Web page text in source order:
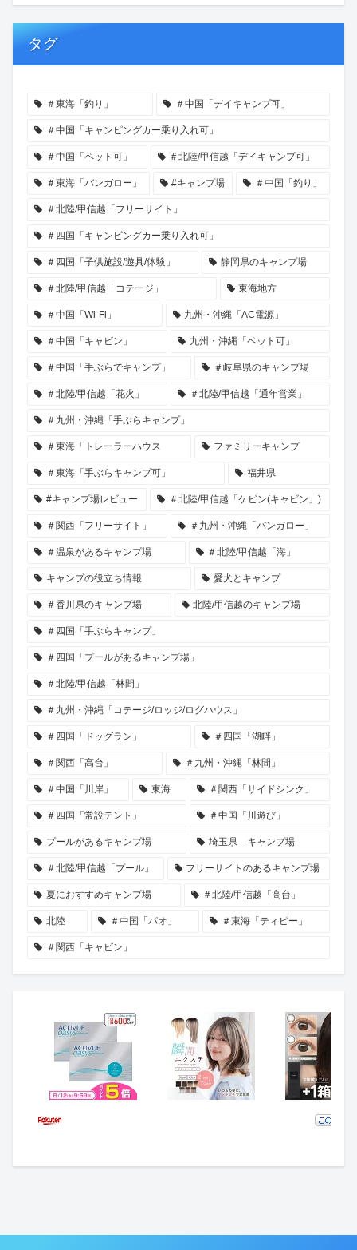
タグ
＃東海「釣り」 ＃中国「デイキャンプ可」
＃中国「キャンピングカー乗り入れ可」
＃中国「ペット可」 ＃北陸/甲信越「デイキャンプ可」
＃東海「バンガロー」 #キャンプ場 ＃中国「釣り」
＃北陸/甲信越「フリーサイト」
＃四国「キャンピングカー乗り入れ可」
＃四国「子供施設/遊具/体験」 静岡県のキャンプ場
＃北陸/甲信越「コテージ」 東海地方
＃中国「Wi-Fi」 九州・沖縄「AC電源」
＃中国「キャビン」 九州・沖縄「ペット可」
＃中国「手ぶらでキャンプ」 ＃岐阜県のキャンプ場
＃北陸/甲信越「花火」 ＃北陸/甲信越「通年営業」
＃九州・沖縄「手ぶらキャンプ」
＃東海「トレーラーハウス ファミリーキャンプ
＃東海「手ぶらキャンプ可」 福井県
#キャンプ場レビュー ＃北陸/甲信越「ケビン(キャビン」)
＃関西「フリーサイト」 ＃九州・沖縄「バンガロー」
＃温泉があるキャンプ場 ＃北陸/甲信越「海」
キャンプの役立ち情報 愛犬とキャンプ
＃香川県のキャンプ場 北陸/甲信越のキャンプ場
＃四国「手ぶらキャンプ」
＃四国「プールがあるキャンプ場」
＃北陸/甲信越「林間」
＃九州・沖縄「コテージ/ロッジ/ログハウス」
＃四国「ドッグラン」 ＃四国「湖畔」
＃関西「高台」 ＃九州・沖縄「林間」
＃中国「川岸」 東海 ＃関西「サイドシンク」
＃四国「常設テント」 ＃中国「川遊び」
プールがあるキャンプ場 埼玉県 キャンプ場
＃北陸/甲信越「プール」 フリーサイトのあるキャンプ場
夏におすすめキャンプ場 ＃北陸/甲信越「高台」
北陸 ＃中国「パオ」 ＃東海「ティピー」
＃関西「キャビン」